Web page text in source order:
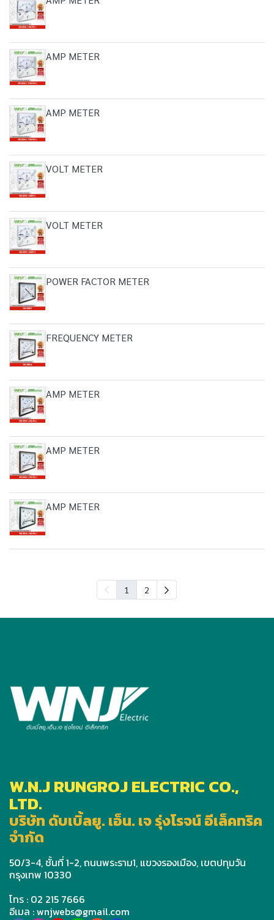
AMP METER
AMP METER
VOLT METER
VOLT METER
POWER FACTOR METER
FREQUENCY METER
AMP METER
AMP METER
AMP METER
1 2
W.N.J RUNGROJ ELECTRIC CO.,
LTD.
บริษัท ดับเบิ้ลยู. เอ็น. เจ รุ่งโรจน์ อีเล็คทริค
จำกัด
50/3-4, ชั้นที่ 1-2, ถนนพระราม1, แขวงรองเมือง, เขตปทุมวัน
กรุงเทพ 10330
โทร : 02 215 7666
อีเมล : wnjwebs@gmail.com